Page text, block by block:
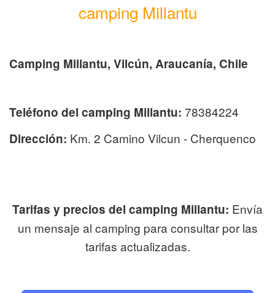
camping Millantu
Camping Millantu, Vilcún, Araucanía, Chile
Teléfono del camping Millantu: 78384224
Dirección: Km. 2 Camino Vilcun - Cherquenco
Tarifas y precios del camping Millantu: Envía
un mensaje al camping para consultar por las
tarifas actualizadas.